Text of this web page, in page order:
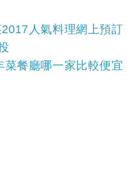
人氣料理網上預訂
菜餐廳哪一家比較便宜